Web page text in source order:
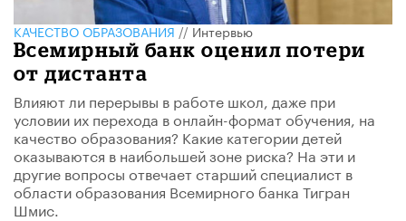
КАЧЕСТВО ОБРАЗОВАНИЯ//Интервью
Всемирный банк оценил потери
от дистанта
Влияют ли перерывы в работе школ, даже при
условии их перехода в онлайн-формат обучения, на
качество образования? Какие категории детей
оказываются в наибольшей зоне риска? На эти и
другие вопросы отвечает старший специалист в
области образования Всемирного банка Тигран
Шмис.